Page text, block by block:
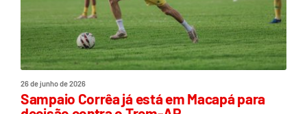
26 de junho de 2026
Sampaio Corrêa já está em Macapá para